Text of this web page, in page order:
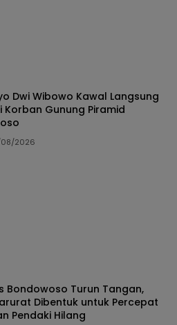
Dwi Wibowo Kawal Langsung
Korban Gunung Piramid
2026
Bondowoso Turun Tangan,
Dibentuk untuk Percepat
Pendaki Hilang